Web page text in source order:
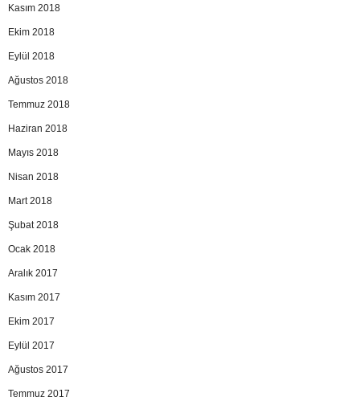
Kasım 2018
Ekim 2018
Eylül 2018
Ağustos 2018
Temmuz 2018
Haziran 2018
Mayıs 2018
Nisan 2018
Mart 2018
Şubat 2018
Ocak 2018
Aralık 2017
Kasım 2017
Ekim 2017
Eylül 2017
Ağustos 2017
Temmuz 2017